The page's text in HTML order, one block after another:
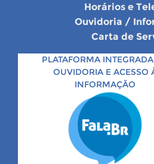
Horários e
Ouvidoria /
Carta de
PLATAFORMA
OUVIDORIA E ACESSO
INFORMAÇÃO